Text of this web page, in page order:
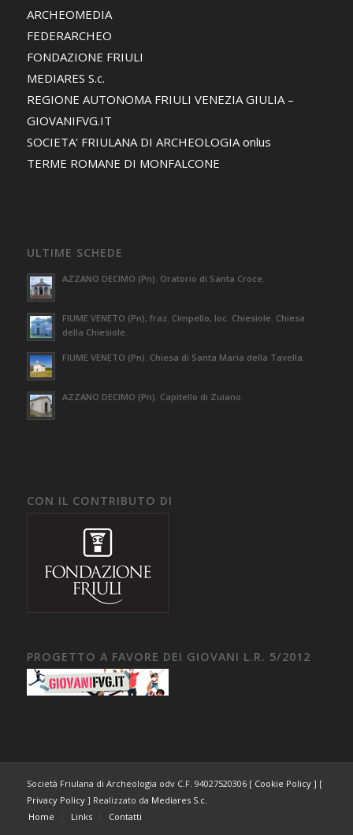
ARCHEOMEDIA
FEDERARCHEO
FONDAZIONE FRIULI
MEDIARES S.c.
REGIONE AUTONOMA FRIULI VENEZIA GIULIA –
GIOVANIFVG.IT
SOCIETA' FRIULANA DI ARCHEOLOGIA onlus
TERME ROMANE DI MONFALCONE
ULTIME SCHEDE
AZZANO DECIMO (Pn). Oratorio di Santa Croce.
FIUME VENETO (Pn), fraz. Cimpello, loc. Chiesiole. Chiesa
della Chiesiole.
FIUME VENETO (Pn). Chiesa di Santa Maria della Tavella.
AZZANO DECIMO (Pn). Capitello di Zuiano.
CON IL CONTRIBUTO DI
PROGETTO A FAVORE DEI GIOVANI L.R. 5/2012
Società Friulana di Archeologia odv C.F. 94027520306 [ Cookie Policy] [
Privacy Policy] Realizzato da Mediares S.c.
Home
Links Contatti